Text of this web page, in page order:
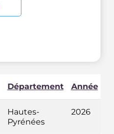
Département Année
Hautes-
Pyrénées
2026